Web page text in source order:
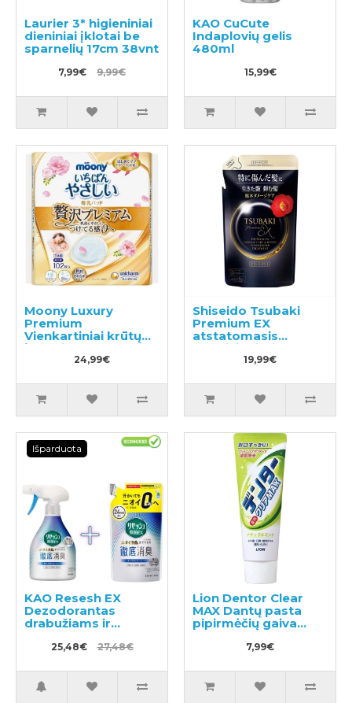
Laurier 3* higieniniai
dieniniai įklotai be
sparnelių 17cm 38vnt
7,99€ 9,99€
KAO CuCute
Indaplovių gelis
480ml
15,99€
Moony Luxury
Premium
Vienkartiniai krūtų
įklotai 102vnt
24,99€
Shiseido Tsubaki
Premium EX
atstatomasis
kondicionierius-
kaukė pažeistiems
300ml
19,99€
Išparduota
KAO Resesh EX
Dezodorantas
drabužiams ir
tekstilei 370ml +
užpildas 320ml
25,48€ 27,48€
Lion Dentor Clear
MAX Dantų pasta
pipirmėčių gaiva
7,99€